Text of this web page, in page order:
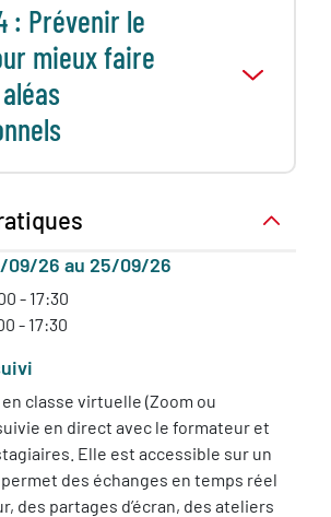
: Prévenir le
mieux faire
09/26 au 25/09/26
- 17:30
- 17:30
classe virtuelle (Zoom ou
en direct avec le formateur et
Elle est accessible sur un
des échanges en temps réel
des partages d’écran, des ateliers